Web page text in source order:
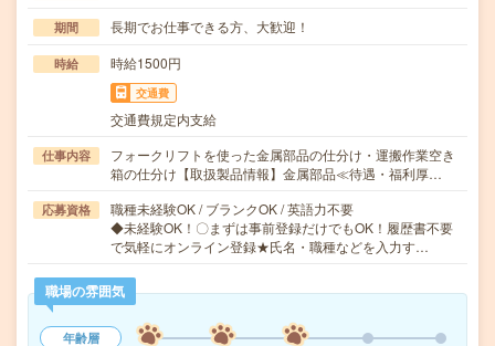
期間 長期でお仕事できる方、大歓迎！
時給 時給1500円
交通費
交通費規定内支給
仕事内容
フォークリフトを使った金属部品の仕分け・運搬作業空き
箱の仕分け【取扱製品情報】金属部品≪待遇・福利厚…
応募資格
職種未経験OK / ブランクOK / 英語力不要
◆未経験OK！〇まずは事前登録だけでもOK！履歴書不要
で気軽にオンライン登録★氏名・職種などを入力す…
職場の雰囲気
年齢層